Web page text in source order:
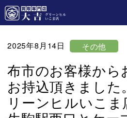
2025年8月14日 その他
布市のお客様から
お持込頂きました
リーンヒルいこ